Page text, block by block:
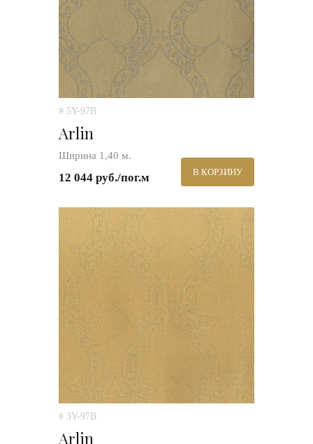
# 5Y-97B
Arlin
Ширина 1,40 м.
12 044 руб./пог.м В КОРЗИНУ
# 3Y-97B
Arlin